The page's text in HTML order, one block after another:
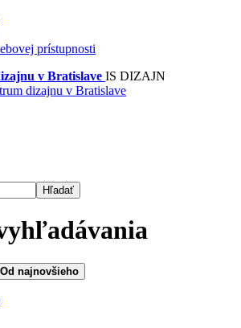
prístupnosti
v Bratislave IS DIZAJN
Hľadať
Od najnovšieho